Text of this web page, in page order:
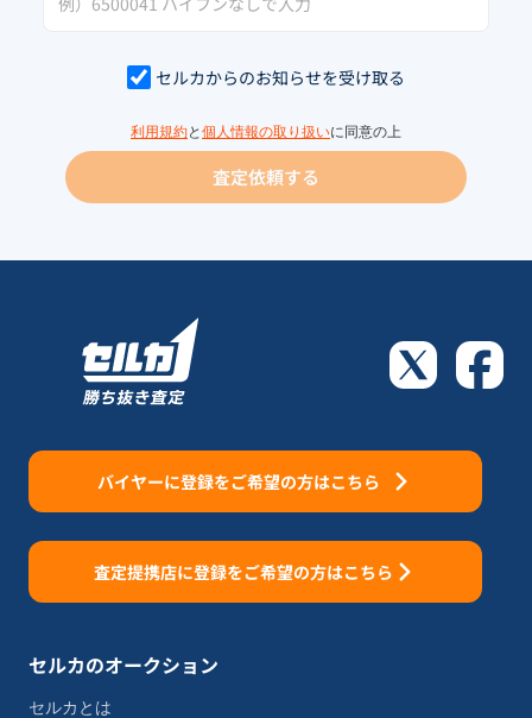
セルカからのお知らせを受け取る
利用規約と 個人情報の取り扱いに同意の上
査定依頼する
バイヤーに登録をご希望の方はこちら
査定提携店に登録をご希望の方はこちら
セルカのオークション
セルカとは